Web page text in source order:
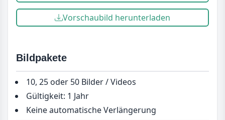
Vorschaubild herunterladen
Bildpakete
10, 25 oder 50 Bilder / Videos
Gültigkeit: 1 Jahr
Keine automatische Verlängerung